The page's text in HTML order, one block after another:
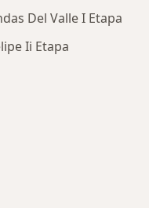
Del Valle I Etapa
Ii Etapa